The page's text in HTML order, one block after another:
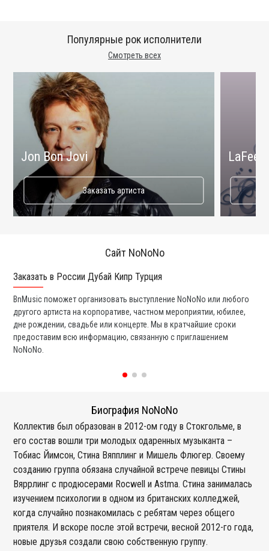
Смотреть всех
Популярные рок исполнители
Jon Bon Jovi
Заказать артиста
LaFee
Сайт NoNoNo
Заказать в России Дубай Кипр Турция
BnMusic поможет организовать выступление NoNoNo или любого
другого артиста на корпоративе, частном мероприятии, юбилее,
дне рождении, свадьбе или концерте. Мы в кратчайшие сроки
предоставим всю информацию, связанную с приглашением
NoNoNo.
Биография NoNoNo
Коллектив был образован в 2012-ом году в Стокгольме, в
его состав вошли три молодых одаренных музыканта –
Тобиас Йимсон, Стина Вяпплинг и Мишель Флюгер. Своему
созданию группа обязана случайной встрече певицы Стины
Вяррлинг с продюсерами Rocwell и Astma. Стина занималась
изучением психологии в одном из британских колледжей,
когда случайно познакомилась с ребятам через общего
приятеля. И вскоре после этой встречи, весной 2012-го года,
новые друзья создали свою собственную группу.